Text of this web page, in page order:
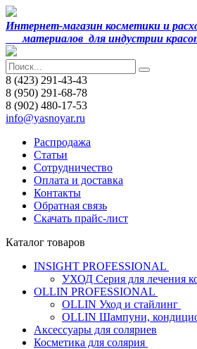
Интернет-магазин косметики и
материалов для индустрии
8 (423) 291-43-43
8 (950) 291-68-78
8 (902) 480-17-53
info@yasnoyar.ru
Распродажа
Статьи
Сотрудничество
Оплата и доставка
Контакты
Обратная связь
Скачать прайс-лист
Каталог товаров
INSIGHT PROFESSIONAL
УХОД Серия для лечения
OLLIN PROFESSIONAL
OLLIN Уход и стайлинг
OLLIN Шампуни,
Аксессуары для соляриев
Косметика для солярия